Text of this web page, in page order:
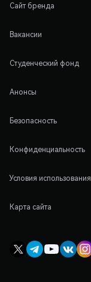
Сайт бренда
Вакансии
Студенческий фонд
Анонсы
Безопасность
Конфиденциальность
Условия использования
Карта сайта